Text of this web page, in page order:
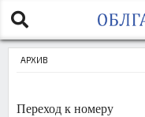
АРХИВ
Переход к номеру